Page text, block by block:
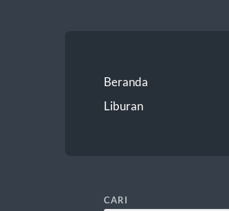
Beranda
Liburan
CARI